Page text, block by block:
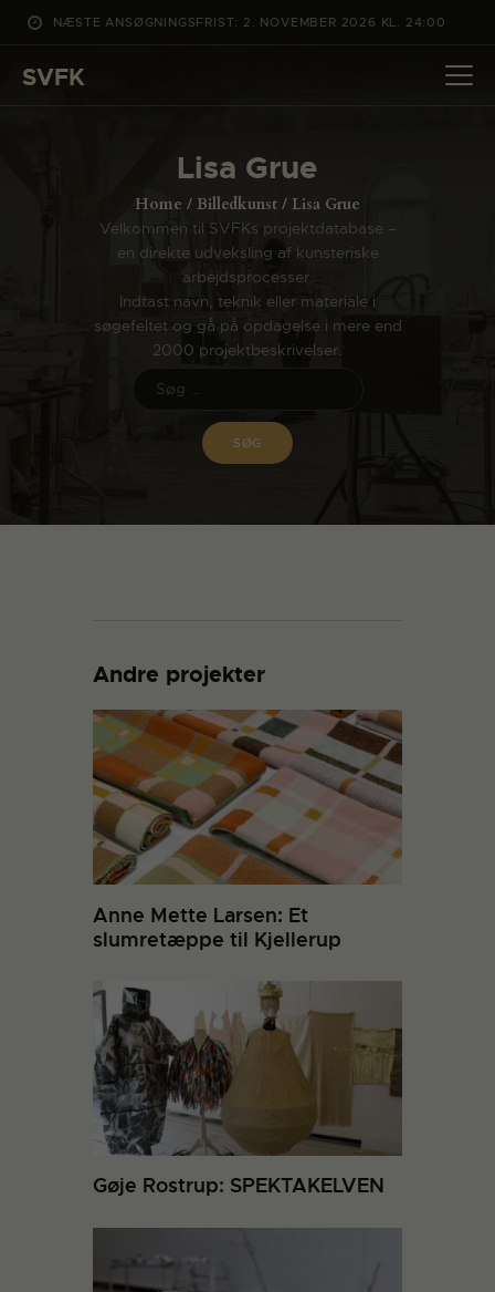
NÆSTE ANSØGNINGSFRIST: 2. NOVEMBER 2026 KL. 24:00
SVFK
Lisa Grue
Home Billedkunst Lisa Grue
Velkommen til SVFKs projektdatabase –
en direkte udveksling af kunsteriske
arbejdsprocesser.
Indtast navn, teknik eller materiale i
søgefeltet og gå på opdagelse i mere end
2000 projektbeskrivelser.
DET SKER
CHANNEL
ANSØG
OM SVFK
ENGLISH
Andre projekter
Anne Mette Larsen: Et
slumretæppe til Kjellerup
Gøje Rostrup: SPEKTAKELVEN